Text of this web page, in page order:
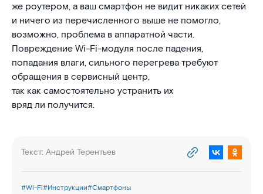
же роутером, а ваш смартфон не видит никаких сетей
и ничего из перечисленного выше не помогло,
возможно, проблема в аппаратной части.
Повреждение Wi-Fi-модуля после падения,
попадания влаги, сильного перегрева требуют
обращения в сервисный центр,
так как самостоятельно устранить их
вряд ли получится.
Текст: Андрей Терентьев
#Wi-Fi#Инструкции#Смартфоны